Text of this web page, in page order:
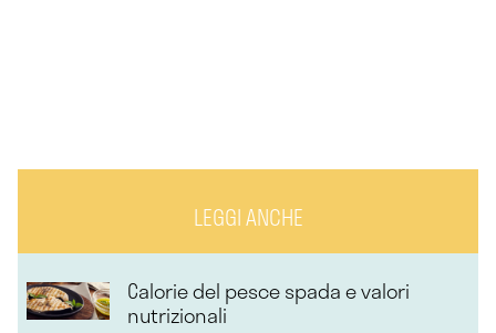
LEGGI ANCHE
Calorie del pesce spada e valori
nutrizionali